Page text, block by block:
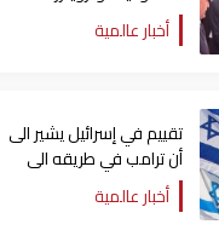
تكشف تفاصيل الاتفاق
المرتقب
أخبار عالمية
تقييم في إسرائيل يشير الى
أن ترامب في طريقه الى
إبرام اتفاق مع إيران
أخبار عالمية